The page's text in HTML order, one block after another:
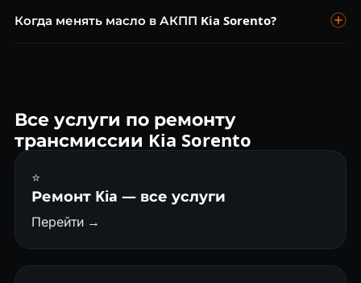
Диагностика и ремонт без очереди.
Когда менять масло в АКПП Kia Sorento?
Все услуги по ремонту
трансмиссии Kia Sorento
⭐
Ремонт Kia — все услуги
Перейти →